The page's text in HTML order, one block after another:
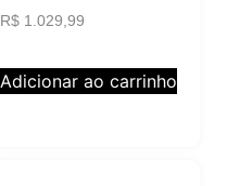
R$ 1.029,99
Adicionar ao carrinho